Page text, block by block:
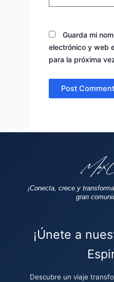
Guarda mi
electrónico y web
para la próxima
¡Conecta, crece y
gran
¡Únete a
Descubre un viaje